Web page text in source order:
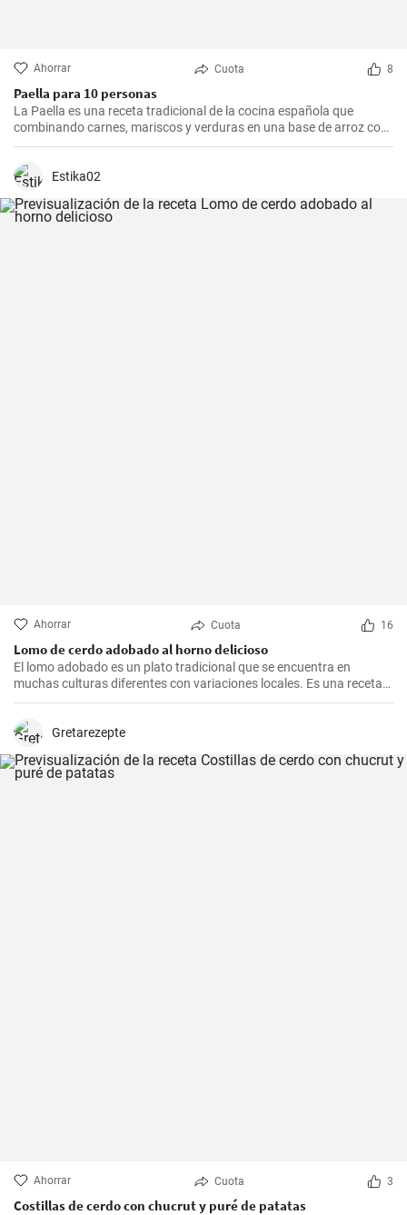
Ahorrar Cuota 8
Paella para 10 personas
La Paella es una receta tradicional de la cocina española que
combinando carnes, mariscos y verduras en una base de arroz con
una mezcla de especias, ofrece una experiencia culinaria llena de
forma de hacer la paella, esta receta se acerca a la versión más
Estika02
Ahorrar Cuota 16
Lomo de cerdo adobado al horno delicioso
El lomo adobado es un plato tradicional que se encuentra en
muchas culturas diferentes con variaciones locales. Es una receta
sencilla y deliciosa que consiste en una pieza jugosa de lomo de
antes de ser asado hasta quedar tierno y sabroso. Es excelente
Gretarezepte
Ahorrar Cuota 3
Costillas de cerdo con chucrut y puré de patatas